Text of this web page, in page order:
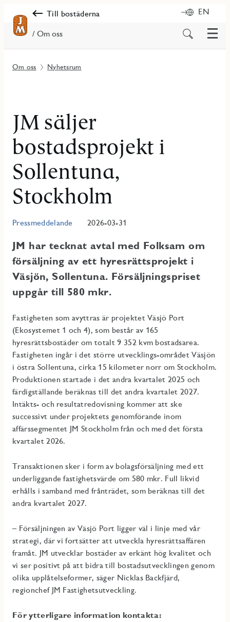
Till bostäderna EN
/ Om oss
Sök
innehåll
Meny
Om oss Nyhetsrum
JM säljer
bostadsprojekt i
Sollentuna,
Stockholm
Pressmeddelande 2026-03-31
JM har tecknat avtal med Folksam om
försäljning av ett hyresrättsprojekt i
Väsjön, Sollentuna. Försäljningspriset
uppgår till 580 mkr.
Fastigheten som avyttras är projektet Väsjö Port
(Ekosystemet 1 och 4), som består av 165
hyresrättsbostäder om totalt 9 352 kvm bostadsarea.
Fastigheten ingår i det större utvecklings-området Väsjön
i östra Sollentuna, cirka 15 kilometer norr om Stockholm.
Produktionen startade i det andra kvartalet 2025 och
färdigställande beräknas till det andra kvartalet 2027.
Intäkts- och resultatredovisning kommer att ske
successivt under projektets genomförande inom
affärssegmentet JM Stockholm från och med det första
kvartalet 2026.
Transaktionen sker i form av bolagsförsäljning med ett
underliggande fastighetsvärde om 580 mkr. Full likvid
erhålls i samband med frånträdet, som beräknas till det
andra kvartalet 2027.
– Försäljningen av Väsjö Port ligger väl i linje med vår
strategi, där vi fortsätter att utveckla hyresrättsaffären
framåt. JM utvecklar bostäder av erkänt hög kvalitet och
vi ser positivt på att bidra till bostadsutvecklingen genom
olika upplåtelseformer, säger Nicklas Backfjärd,
regionchef JM Fastighetsutveckling.
För ytterligare information kontakta: